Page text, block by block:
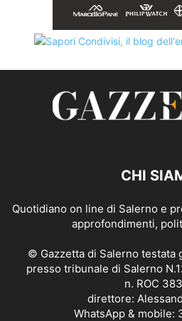
CHI
Quotidiano on line di Salerno e
approfondimenti,
© Gazzetta di Salerno testata
presso tribunale di Salerno
n. ROC
direttore:
WhatsApp & mobile: